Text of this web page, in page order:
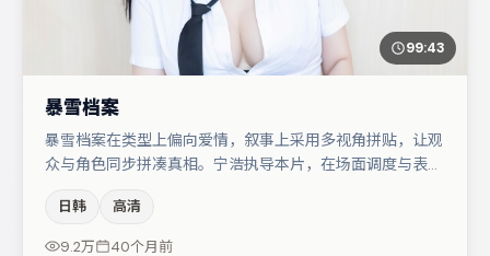
99:43
暴雪档案
暴雪档案在类型上偏向爱情，叙事上采用多视角拼贴，让观
众与角色同步拼凑真相。宁浩执导本片，在场面调度与表演
小松菜奈、周冬雨、任素汐等，角色动机前后呼应，适合喜
欢抠台词与伏笔的观众。若你偏爱强类型与清晰主线，这部
日韩 高清
9.2万 40个月前